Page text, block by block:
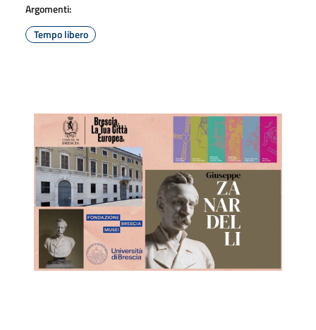
Argomenti:
Tempo libero